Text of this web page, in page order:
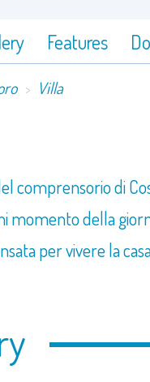
Features
Villa
comprensorio di
momento della
per vivere la